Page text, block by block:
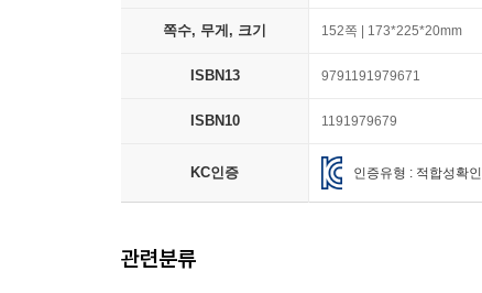
쪽수, 무게, 크기 152쪽 | 173*225*20mm
ISBN13 9791191979671
ISBN10 1191979679
KC인증 인증유형 : 적합성확인
관련분류